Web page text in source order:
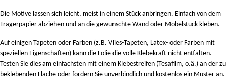
Die Motive lassen sich leicht, meist in einem Stück anbringen. Einfach von dem
Trägerpapier abziehen und an die gewünschte Wand oder Möbelstück kleben.
Auf einigen Tapeten oder Farben (z.B. Vlies-Tapeten, Latex- oder Farben mit
speziellen Eigenschaften) kann die Folie die volle Klebekraft nicht entfalten.
Testen Sie dies am einfachsten mit einem Klebestreifen (Tesafilm, o.ä.) an der zu
beklebenden Fläche oder fordern Sie unverbindlich und kostenlos ein Muster an.